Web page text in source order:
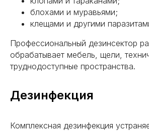
блохами и муравьями;
клещами и другими
Профессиональный дезинсектор
обрабатывает мебель, щели,
труднодоступные пространства.
Дезинфекция
Комплексная дезинфекция